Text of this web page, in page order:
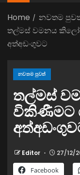
Home
නවතම
තල්මස් වමනය
අත්අඩංගුවට
නවතම පුවත්
තල්මස්
විකිණීමට
Editor 27/12/
Facebook